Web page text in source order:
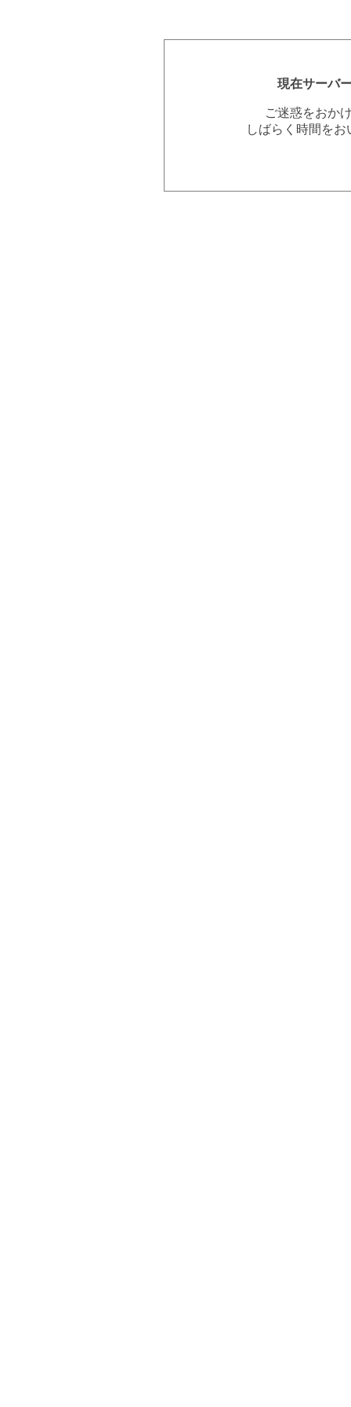
現在サーバ
ご迷惑をおか
しばらく時間を